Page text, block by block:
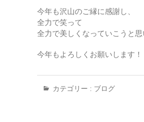
今年も沢山のご縁に感謝し、
全力で笑って
全力で美しくなっていこうと
今年もよろしくお願いします！
カテゴリー : ブログ